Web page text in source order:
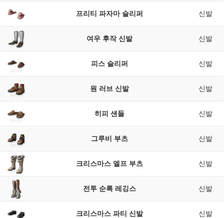
프리티 파자마 슬리퍼 신발
여우 후작 신발 신발
피스 슬리퍼 신발
원 러브 신발 신발
히피 샌들 신발
그루비 부츠 신발
크리스마스 엘프 부츠 신발
전투 순록 레깅스 신발
크리스마스 파티 신발 신발